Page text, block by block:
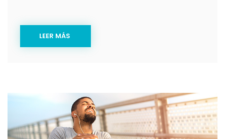
LEER MÁS